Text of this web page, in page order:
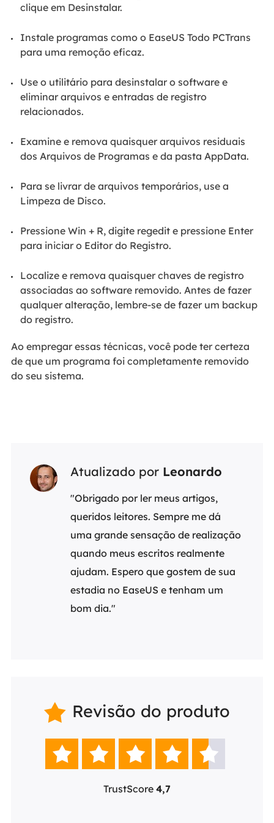
clique em Desinstalar.
Instale programas como o EaseUS Todo PCTrans
para uma remoção eficaz.
Use o utilitário para desinstalar o software e
eliminar arquivos e entradas de registro
relacionados.
Examine e remova quaisquer arquivos residuais
dos Arquivos de Programas e da pasta AppData.
Para se livrar de arquivos temporários, use a
Limpeza de Disco.
Pressione Win + R, digite regedit e pressione Enter
para iniciar o Editor do Registro.
Localize e remova quaisquer chaves de registro
associadas ao software removido. Antes de fazer
qualquer alteração, lembre-se de fazer um backup
do registro.
Ao empregar essas técnicas, você pode ter certeza
de que um programa foi completamente removido
do seu sistema.
Atualizado por Leonardo
"Obrigado por ler meus artigos,
queridos leitores. Sempre me dá
uma grande sensação de realização
quando meus escritos realmente
ajudam. Espero que gostem de sua
estadia no EaseUS e tenham um
bom dia."
 Revisão do produto
    
TrustScore 4,7